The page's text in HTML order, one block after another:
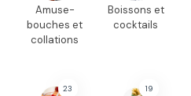
Amuse-
bouches et
collations
Boissons et
cocktails
23 19